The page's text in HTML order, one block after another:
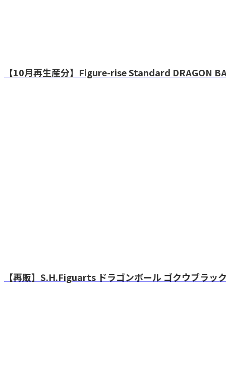
【10月再生産分】Figure-rise Standard DRAGON
【再販】S.H.Figuarts ドラゴンボール ゴクウブラッ